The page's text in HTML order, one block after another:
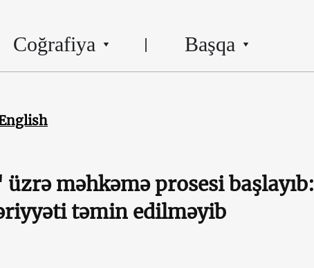
Coğrafiya Başqa
məhkəmə prosesi başlayıb:
təmin edilməyib